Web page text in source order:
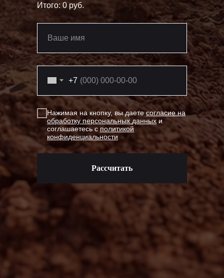
Итого: 0 руб.
+7
Нажимая на кнопку, вы даетесогласие на
обработку персональных данных и
соглашаетесь с политикой
конфиденциальности
Рассчитать